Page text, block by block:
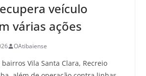
veículo
várias ações
OAtibaiense
Vila Santa Clara, Recreio